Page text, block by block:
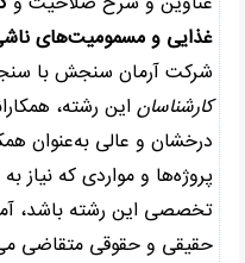
غذایی و مسمومیت‌های
شرکت آرمان سنجش با
کارشناسان این رشته،
درخشان و عالی به‌عنوان
پروژه‌ها و مواردی که نیاز
تخصصی این رشته باشد،
حقیقی و حقوقی متقاضی